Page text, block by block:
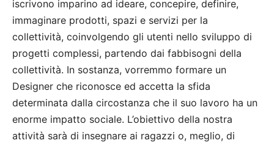
iscrivono imparino ad ideare, concepire, definire,
immaginare prodotti, spazi e servizi per la
collettività, coinvolgendo gli utenti nello sviluppo di
progetti complessi, partendo dai fabbisogni della
collettività. In sostanza, vorremmo formare un
Designer che riconosce ed accetta la sfida
determinata dalla circostanza che il suo lavoro ha un
enorme impatto sociale. L’obiettivo della nostra
attività sarà di insegnare ai ragazzi o, meglio, di